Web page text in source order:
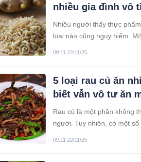
nhiều gia đình vô
Nhiều người thấy thực
loại nào cũng nguy hiểm.
09:11 22/11/25
5 loại rau củ ăn
biết vẫn vô tư ăn
Rau củ là một phần không
người. Tuy nhiên, có một
09:11 22/11/25